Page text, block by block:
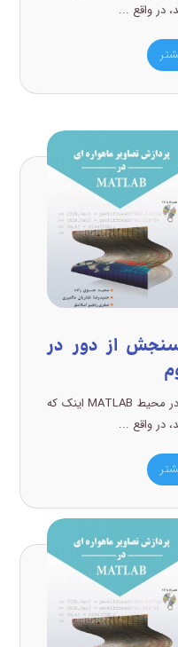
در واقع ...
از دور در
کتاب پردازش تصاویر سنجش از دور در محیط MATLAB اینک که
در واقع ...